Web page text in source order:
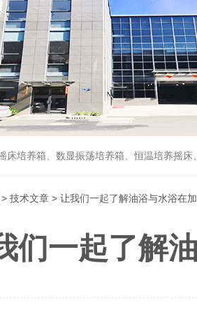
床培养箱、数显振荡培养箱、恒温培养摇
> 技术文章 > 让我们一起了解油浴与水浴在
们一起了解